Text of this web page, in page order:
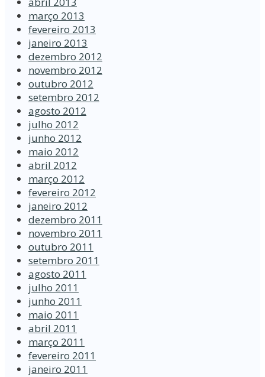
março 2013
fevereiro 2013
janeiro 2013
dezembro 2012
novembro 2012
outubro 2012
setembro 2012
agosto 2012
julho 2012
junho 2012
maio 2012
abril 2012
março 2012
fevereiro 2012
janeiro 2012
dezembro 2011
novembro 2011
outubro 2011
setembro 2011
agosto 2011
julho 2011
junho 2011
maio 2011
abril 2011
março 2011
fevereiro 2011
janeiro 2011